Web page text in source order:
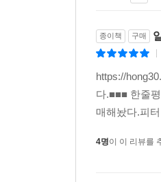
종이책 구매
https://
다.■■■ 한줄
매해놨다.피
4명이 이 리뷰를